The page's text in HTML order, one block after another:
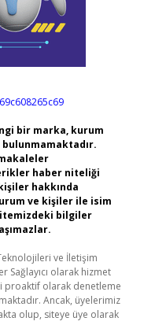
bir marka, kurum
bulunmamaktadır.
haber niteliği
hakkında
ve kişiler ile isim
bilgiler
ve İletişim
Sağlayıcı olarak hizmet
proaktif olarak denetleme
Ancak, üyelerimiz
olup, siteye üye olarak